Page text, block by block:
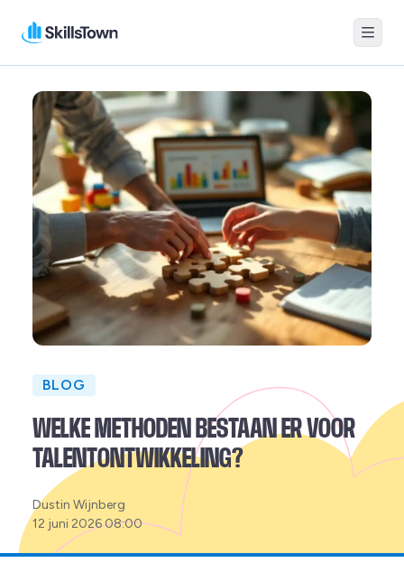
Menu
BLOG
WELKE METHODEN BESTAAN ER VOOR
TALENTONTWIKKELING?
Posted
by:
Dustin Wijnberg
12 juni 2026 08:00